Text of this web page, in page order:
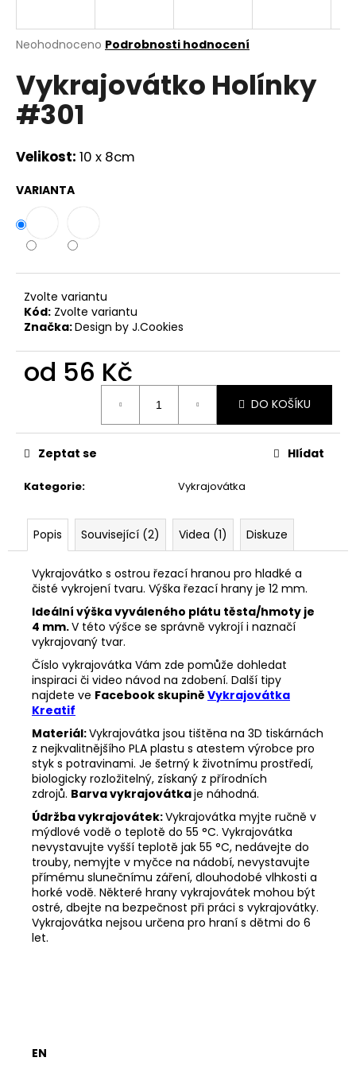
Průměrné
produktu
je
0,0
z
hvězdiček.
Neohodnoceno Podrobnosti hodnocení
Vykrajovátko Holínky
#301
Velikost: 10 x 8cm
VARIANTA
Zvolte variantu
Kód: Zvolte variantu
Značka:Design by J.Cookies
od 56 Kč
DO KOŠÍKU
Kategorie: Vykrajovátka
Zeptat se Hlídat
Popis Související (2) Videa (1) Diskuze
Vykrajovátko s ostrou řezací hranou pro hladké a
čisté vykrojení tvaru. Výška řezací hrany je 12 mm.
Ideální výška vyváleného plátu těsta/hmoty je
4 mm.V této výšce se správně vykrojí i naznačí
vykrajovaný tvar.
Číslo vykrajovátka Vám zde pomůže dohledat
inspiraci či video návod na zdobení. Další tipy
najdete ve Facebook skupině Vykrajovátka
Kreatif
Materiál:Vykrajovátka jsou tištěna na 3D tiskárnách
z nejkvalitnějšího PLA plastu s atestem výrobce pro
styk s potravinami. Je šetrný k životnímu prostředí,
biologicky rozložitelný, získaný z přírodních
zdrojů. Barva vykrajovátkaje náhodná.
Údržba vykrajovátek:Vykrajovátka myjte ručně v
mýdlové vodě o teplotě do 55 °C. Vykrajovátka
nevystavujte vyšší teplotě jak 55 °C, nedávejte do
trouby, nemyjte v myčce na nádobí, nevystavujte
přímému slunečnímu záření, dlouhodobé vlhkosti a
horké vodě. Některé hrany vykrajovátek mohou být
ostré, dbejte na bezpečnost při práci s vykrajovátky.
Vykrajovátka nejsou určena pro hraní s dětmi do 6
let.
EN
j
t
?
D
o
p
o
č
u
m
e
VYKRAJOVÁTKA
VÁNOCE
#1843
53
Kč